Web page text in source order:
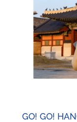
GO! GO!